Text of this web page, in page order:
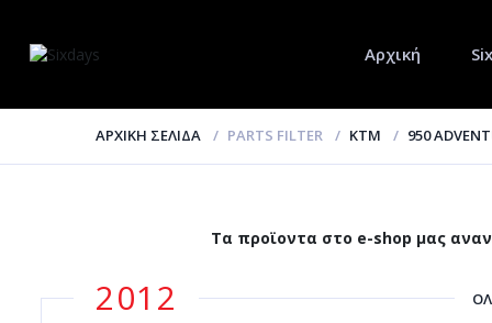
Αρχική
ΑΡΧΙΚΉ ΣΕΛΊΔΑ PARTS FILTER KTM 950
Τα προϊοντα στο e-shop μας
2012